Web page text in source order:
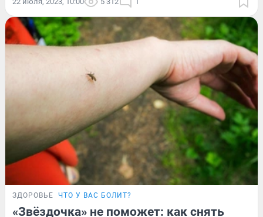
ЗДОРОВЬЕ ЧТО У ВАС БОЛИТ?
«Звёздочка» не поможет: как снять